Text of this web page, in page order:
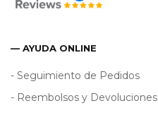
— AYUDA ONLINE
- Seguimiento de Pedidos
- Reembolsos y Devoluciones